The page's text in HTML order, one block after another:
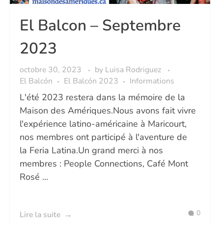
El Balcon – Septembre
2023
octobre 30, 2023 by Luisa Rodriguez
El Balcón
El Balcón 2023 Informations
L'été 2023 restera dans la mémoire de la
Maison des Amériques.Nous avons fait vivre
l'expérience latino-américaine à Maricourt,
nos membres ont participé à l'aventure de
la Feria Latina.Un grand merci à nos
membres : People Connections, Café Mont
Rosé ...
Lire la suite 0